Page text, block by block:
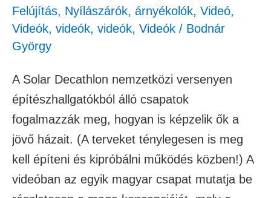
Felújítás, Nyílászárók, árnyékolók, Videó,
Videók, videók, videók, Videók / Bodnár
György
A Solar Decathlon nemzetközi versenyen
építészhallgatókból álló csapatok
fogalmazzák meg, hogyan is képzelik ők a
jövő házait. (A terveket ténylegesen is meg
kell építeni és kipróbálni működés közben!) A
videóban az egyik magyar csapat mutatja be
mintaprojekt